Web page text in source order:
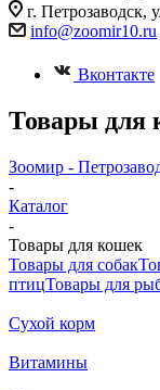
г. Петрозаводск,
info@zoomir10.ru
Вконтакте
Товары для
Зоомир -
-
Каталог
-
Товары для кошек
Товары для собак
птицТовары для
Cухой корм
Витамины